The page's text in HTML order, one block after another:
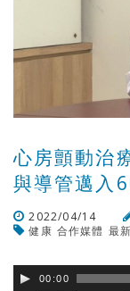
心房顫動治
與導管邁入
2022/04/14
健康 合作媒體 最新
00:00